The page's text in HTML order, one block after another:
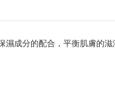
成分的配合，平衡肌膚的